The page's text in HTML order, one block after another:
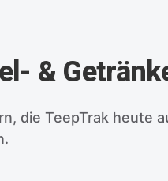
&
die TeepTrak heute